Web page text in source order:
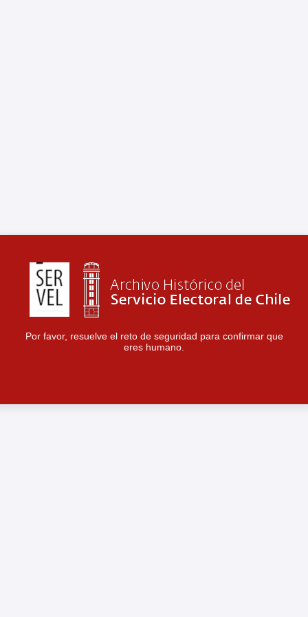
Por favor, resuelve el reto de seguridad para confirmar que
eres humano.